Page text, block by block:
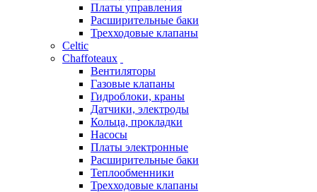
Платы управления
Расширительные баки
Трехходовые клапаны
Celtic
Chaffoteaux
Вентиляторы
Газовые клапаны
Гидроблоки, краны
Датчики, электроды
Кольца, прокладки
Насосы
Платы электронные
Расширительные баки
Теплообменники
Трехходовые клапаны